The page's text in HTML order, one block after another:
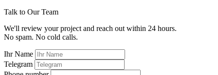
Talk to Our Team
We'll review your project and reach out within 24 hours.
No spam. No cold calls.
Ihr Name
Telegram